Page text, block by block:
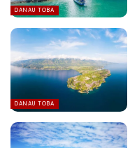
DANAU TOBA
DANAU TOBA